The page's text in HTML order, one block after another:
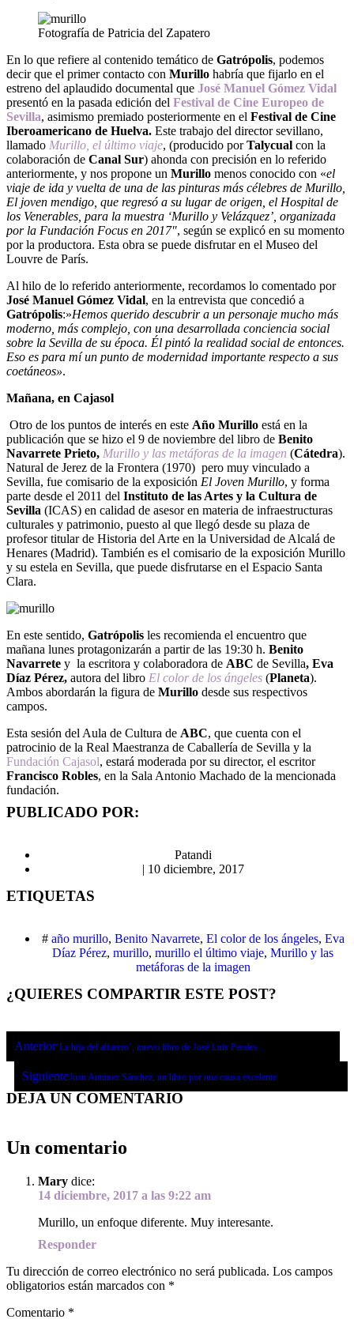
Fotografía de Patricia del Zapatero
En lo que refiere al contenido temático de Gatrópolis, podemos
decir que el primer contacto con Murillo habría que fijarlo en el
estreno del aplaudido documental que José Manuel Gómez Vidal
presentó en la pasada edición del Festival de Cine Europeo de
Sevilla, asimismo premiado posteriormente en el Festival de Cine
Iberoamericano de Huelva. Este trabajo del director sevillano,
llamado Murillo, el último viaje, (producido porTalycual con la
colaboración de Canal Sur) ahonda con precisión en lo referido
anteriormente, y nos propone un Murillo menos conocido con «el
viaje de ida y vuelta de una de las pinturas más célebres de Murillo,
El joven mendigo, que regresó a su lugar de origen, el Hospital de
los Venerables, para la muestra ‘Murillo y Velázquez’, organizada
por la Fundación Focus en 2017″, según se explicó en su momento
por la productora. Esta obra se puede disfrutar en el Museo del
Louvre de París.
Al hilo de lo referido anteriormente, recordamos lo comentado por
José Manuel Gómez Vidal, en la entrevista que concedió a
Gatrópolis:»Hemos querido descubrir a un personaje mucho más
moderno, más complejo, con una desarrollada conciencia social
sobre la Sevilla de su época. Él pintó la realidad social de entonces.
Eso es para mí un punto de modernidad importante respecto a sus
coetáneos».
Mañana, en Cajasol
Otro de los puntos de interés en este Año Murillo está en la
publicación que se hizo el 9 de noviembre del libro de Benito
Navarrete Prieto, Murillo y las metáforas de la imagen (Cátedra).
Natural de Jerez de la Frontera (1970) pero muy vinculado a
Sevilla, fue comisario de la exposición El Joven Murillo, y forma
parte desde el 2011 del Instituto de las Artes y la Cultura de
Sevilla (ICAS) en calidad de asesor en materia de infraestructuras
culturales y patrimonio, puesto al que llegó desde su plaza de
profesor titular de Historia del Arte en la Universidad de Alcalá de
Henares (Madrid). También es el comisario de la exposición Murillo
y su estela en Sevilla, que puede disfrutarse en el Espacio Santa
Clara.
En este sentido, Gatrópolis les recomienda el encuentro que
mañana lunes protagonizarán a partir de las 19:30 h. Benito
Navarrete y la escritora y colaboradora de ABC de Sevilla, Eva
Díaz Pérez, autora del libro El color de los ángeles (Planeta).
Ambos abordarán la figura de Murillo desde sus respectivos
campos.
Esta sesión del Aula de Cultura de ABC, que cuenta con el
patrocinio de la Real Maestranza de Caballería de Sevilla y la
Fundación Cajasol, estará moderada por su director, el escritor
Francisco Robles, en la Sala Antonio Machado de la mencionada
fundación.
PUBLICADO POR:
Patandi
| 10 diciembre, 2017
ETIQUETAS
# año murillo, Benito Navarrete, El color de los ángeles, Eva
Díaz Pérez, murillo, murillo el último viaje, Murillo y las
metáforas de la imagen
¿QUIERES COMPARTIR ESTE POST?
Anterior‘La hija del alfarero’, nuevo libro de José Luis Perales
SiguienteJuan Antúnez Sánchez, un libro por una causa excelente
DEJA UN COMENTARIO
Un comentario
Mary dice:
14 diciembre, 2017 a las 9:22 am
Murillo, un enfoque diferente. Muy interesante.
Responder
Tu dirección de correo electrónico no será publicada. Los campos
obligatorios están marcados con *
Comentario *